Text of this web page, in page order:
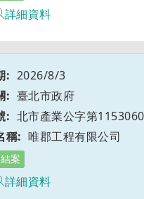
詳細資料
2026/8/3
臺北市政府
北市產業公字第
唯郡工程有限公司
結案
詳細資料